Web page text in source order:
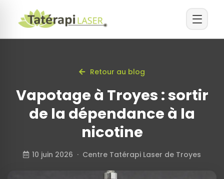
Retour au blog
Vapotage à Troyes : sortir
de la dépendance à la
nicotine
10 juin 2026 · Centre Tatérapi Laser de Troyes